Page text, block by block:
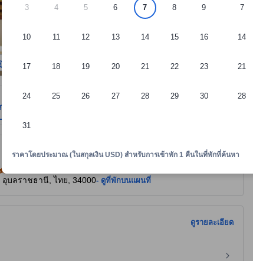
3 4 5 6 7 8 9
10 11 12 13 14 15 16
17 18 19 20 21 22 23
24 25 26 27 28 29 30
31
7
14
21
28
ราคาโดยประมาณ (ในสกุลเงิน USD) สำหรับการเข้าพัก 1 คืนในที่พักที่ค้นหา
รูปทั้งหมด
อุบลราชธานี, ไทย, 34000- ดูที่พักบนแผนที่
ดูรายละเอียด